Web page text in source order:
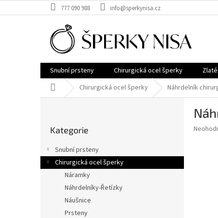
na
777 090 988 info@sperkynisa.cz
Snubní prsteny Chirurgická ocel šperky
Domů Chirurgická ocel šperky Náhrdelník
a
n
kategorie
Kategorie
Snubní prsteny
Chirurgická ocel šperky
Náramky
Náhrdelníky-Řetízky
Náušnice
Prsteny